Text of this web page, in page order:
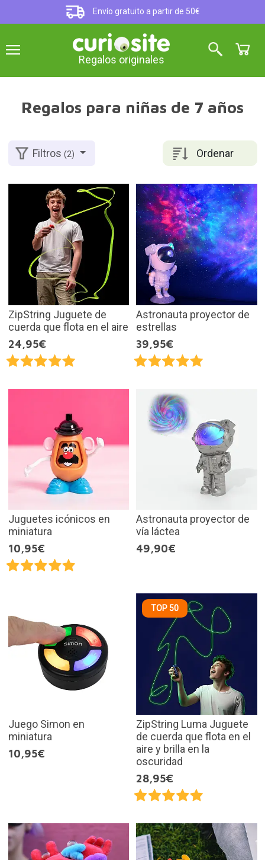
Envío gratuito a partir de 50€
Regalos originales
Regalos para niñas de 7 años
Ordenar
Filtros(2)
ZipString Juguete de
cuerda que flota en el aire
24,95€
Astronauta proyector de
estrellas
39,95€
Juguetes icónicos en
miniatura
10,95€
Astronauta proyector de
vía láctea
49,90€
Juego Simon en
miniatura
10,95€
TOP 50
ZipString Luma Juguete
de cuerda que flota en el
aire y brilla en la
oscuridad
28,95€